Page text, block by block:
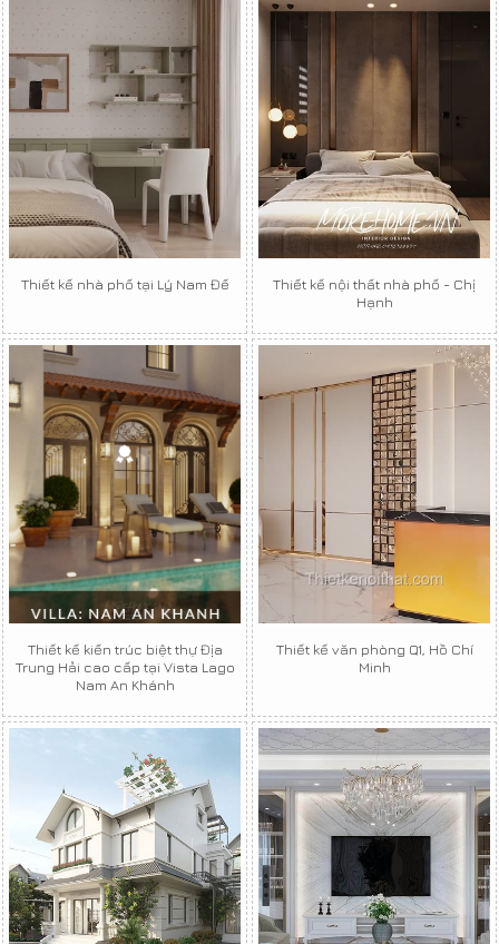
Thiết kế nhà phố tại Lý Nam Đế
Thiết kế nội thất nhà phố - Chị
Hạnh
Thiết kế kiến trúc biệt thự Địa
Trung Hải cao cấp tại Vista Lago
Nam An Khánh
Thiết kế văn phòng Q1, Hồ Chí
Minh